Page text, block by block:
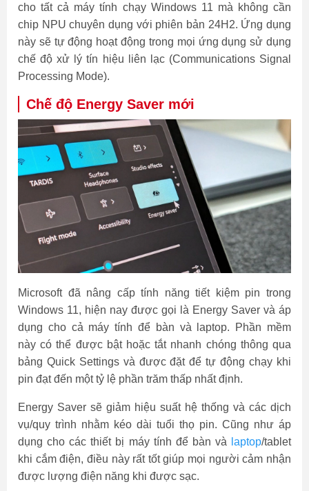
cho tất cả máy tính chạy Windows 11 mà không cần
chip NPU chuyên dụng với phiên bản 24H2. Ứng dụng
này sẽ tự động hoạt động trong mọi ứng dụng sử dụng
chế độ xử lý tín hiệu liên lạc (Communications Signal
Processing Mode).
Chế độ Energy Saver mới
Microsoft đã nâng cấp tính năng tiết kiệm pin trong
Windows 11, hiện nay được gọi là Energy Saver và áp
dụng cho cả máy tính để bàn và laptop. Phần mềm
này có thể được bật hoặc tắt nhanh chóng thông qua
bảng Quick Settings và được đặt để tự động chạy khi
pin đạt đến một tỷ lệ phần trăm thấp nhất định.
Energy Saver sẽ giảm hiệu suất hệ thống và các dịch
vụ/quy trình nhằm kéo dài tuổi thọ pin. Cũng như áp
dụng cho các thiết bị máy tính để bàn và
laptop/tablet
khi cắm điện, điều này rất tốt giúp mọi người cảm nhận
được lượng điện năng khi được sạc.